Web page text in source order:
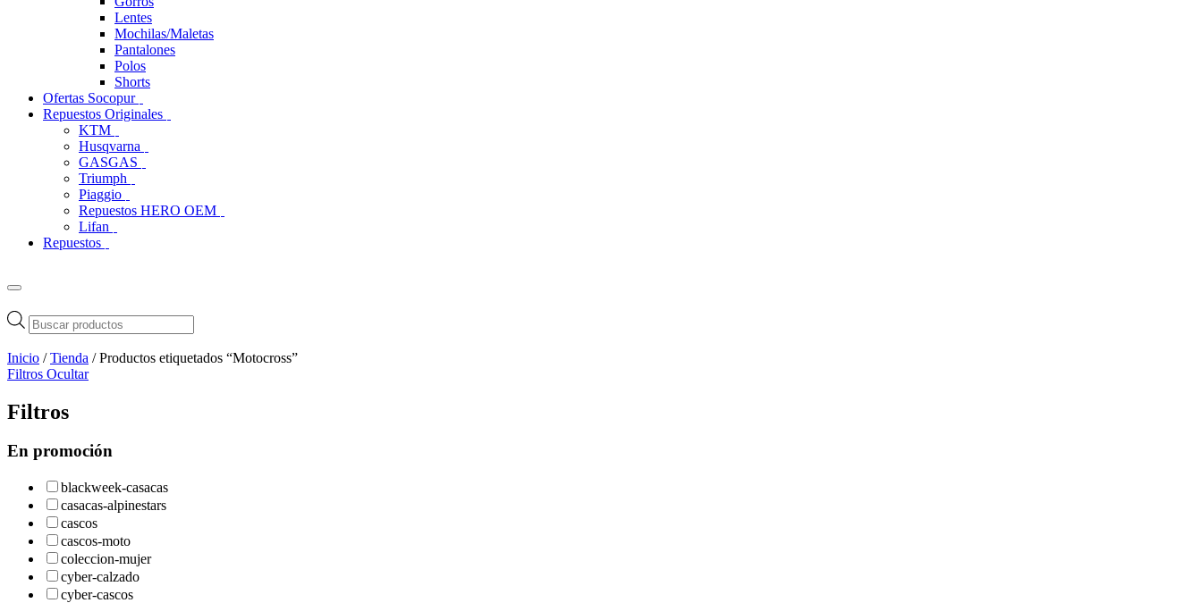
Lentes
Mochilas/Maletas
Pantalones
Polos
Shorts
Ofertas Socopur
Repuestos Originales
KTM
Husqvarna
GASGAS
Triumph
Piaggio
Repuestos HERO OEM
Lifan
Repuestos
Búsqueda
de
productos
Inicio /Tienda / Productos etiquetados “Motocross”
Filtros Ocultar
Filtros
En promoción
blackweek-casacas
casacas-alpinestars
cascos
cascos-moto
coleccion-mujer
cyber-calzado
cyber-cascos